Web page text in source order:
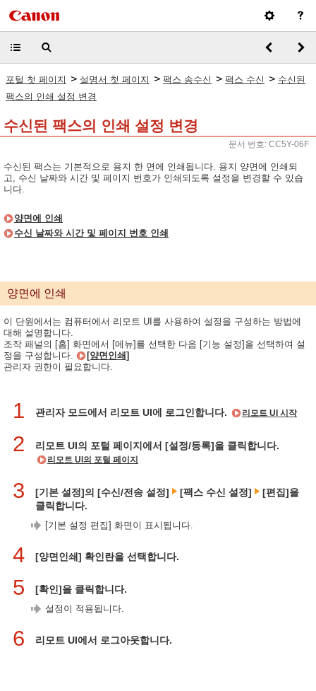
포털 첫 페이지 > 설명서 첫 페이지 > 팩스 송수신 > 팩스 수신 > 수신된
팩스의 인쇄 설정 변경
수신된 팩스의 인쇄 설정 변경
문서 번호: CC5Y-06F
수신된 팩스는 기본적으로 용지 한 면에 인쇄됩니다. 용지 양면에 인쇄되
고, 수신 날짜와 시간 및 페이지 번호가 인쇄되도록 설정을 변경할 수 있습
니다.
양면에 인쇄
수신 날짜와 시간 및 페이지 번호 인쇄
양면에 인쇄
이 단원에서는 컴퓨터에서 리모트 UI를 사용하여 설정을 구성하는 방법에
대해 설명합니다.
조작 패널의 [홈] 화면에서 [메뉴]를 선택한 다음 [기능 설정]을 선택하여 설
정을 구성합니다.
[양면인쇄]
관리자 권한이 필요합니다.
1 관리자 모드에서 리모트 UI에 로그인합니다. 리모트 UI 시작
2 리모트 UI의 포털 페이지에서 [설정/등록]을 클릭합니다.
리모트 UI의 포털 페이지
3 [기본 설정]의 [수신/전송 설정] [팩스 수신 설정]
[편집]을
클릭합니다.
[기본 설정 편집] 화면이 표시됩니다.
4 [양면인쇄] 확인란을 선택합니다.
5 [확인]을 클릭합니다.
설정이 적용됩니다.
6 리모트 UI에서 로그아웃합니다.